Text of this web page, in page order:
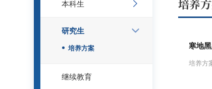
本科生
研究生
培养方案
继续教育
培养
寒地
培养方